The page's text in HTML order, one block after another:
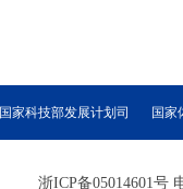
国家科技部发展计划司 国家
浙ICP备05014601号